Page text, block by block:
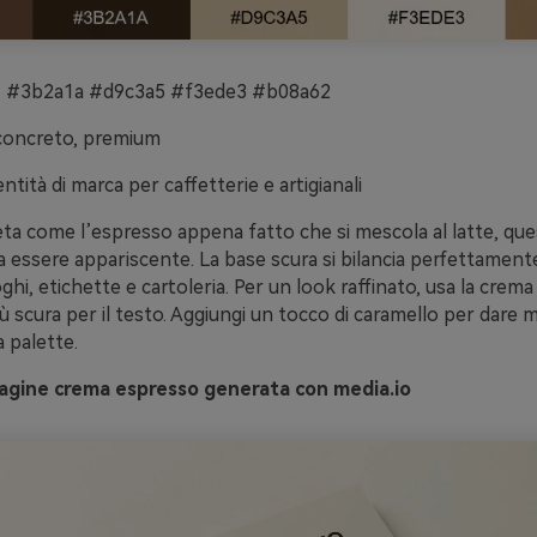
#d9c3a5 #f3ede3 #b08a62
premium
di marca per caffetterie e artigianali
come l’espresso appena fatto che si mescola al latte,
essere appariscente. La base scura si bilancia
etichette e cartoleria. Per un look raffinato, usa la
scura per il testo. Aggiungi un tocco di caramello per dare
palette.
crema espresso generata con media.io